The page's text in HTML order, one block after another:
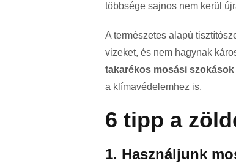
többsége sajnos nem kerül
A természetes alapú
vizeket, és nem hagynak
takarékos mosási szokások
a klímavédelemhez is.
6 tipp a
1. Használjunk